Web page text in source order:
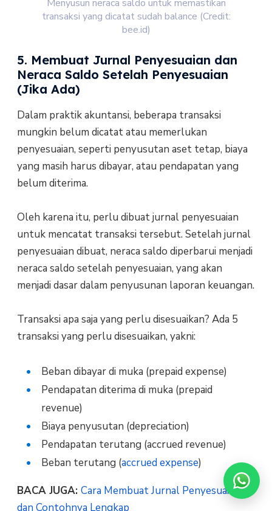
Menyusun neraca saldo untuk memastikan
transaksi yang dicatat sudah balance (Credit:
bee.id)
5. Membuat Jurnal Penyesuaian dan
Neraca Saldo Setelah Penyesuaian
(Jika Ada)
Dalam praktik akuntansi, beberapa transaksi
mungkin belum dicatat atau memerlukan
penyesuaian, seperti penyusutan aset tetap, biaya
yang masih harus dibayar, atau pendapatan yang
belum diterima.
Oleh karena itu, perlu dibuat jurnal penyesuaian
untuk mencatat transaksi tersebut. Setelah jurnal
penyesuaian dibuat, neraca saldo diperbarui menjadi
neraca saldo setelah penyesuaian, yang akan
menjadi dasar dalam penyusunan laporan keuangan.
Transaksi apa saja yang perlu disesuaikan? Ada 5
transaksi yang perlu disesuaikan, yakni:
Beban dibayar di muka (prepaid expense)
Pendapatan diterima di muka (prepaid
revenue)
Biaya penyusutan (depreciation)
Pendapatan terutang (accrued revenue)
Beban terutang (accrued expense)
BACA JUGA: Cara Membuat Jurnal Penyesuaian
dan Contohnya Lengkap